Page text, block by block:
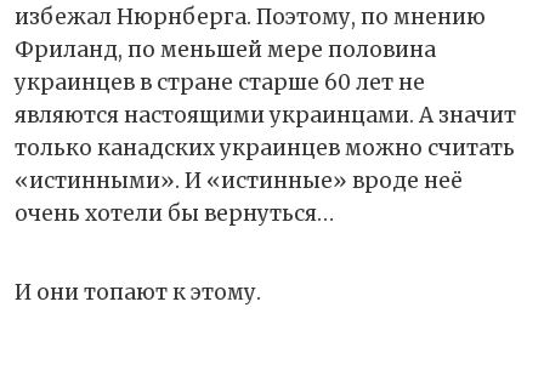
избежал Нюрнберга. Поэтому, по мнению
Фриланд, по меньшей мере половина
украинцев в стране старше 60 лет не
являются настоящими украинцами. А значит
только канадских украинцев можно считать
«истинными». И «истинные» вроде неё
очень хотели бы вернуться…
И они топают к этому.